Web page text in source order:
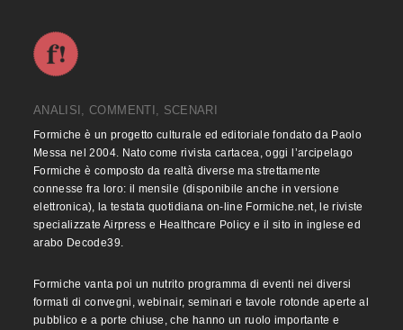
ANALISI, COMMENTI, SCENARI
Formiche è un progetto culturale ed editoriale fondato da Paolo
Messa nel 2004. Nato come rivista cartacea, oggi l’arcipelago
Formiche è composto da realtà diverse ma strettamente
connesse fra loro: il mensile (disponibile anche in versione
elettronica), la testata quotidiana on-line Formiche.net, le riviste
specializzate Airpress e Healthcare Policy e il sito in inglese ed
arabo Decode39.
Formiche vanta poi un nutrito programma di eventi nei diversi
formati di convegni, webinair, seminari e tavole rotonde aperte al
pubblico e a porte chiuse, che hanno un ruolo importante e